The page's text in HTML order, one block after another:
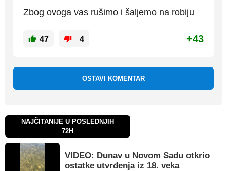
Zbog ovoga vas rušimo i šaljemo na robiju
47 4 +43
OSTAVI KOMENTAR
NAJČITANIJE U POSLEDNJIH
72H
VIDEO: Dunav u Novom Sadu otkrio
ostatke utvrđenja iz 18. veka